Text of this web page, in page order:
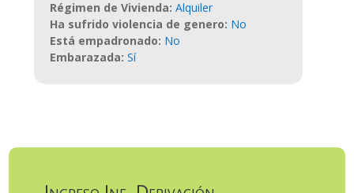
Régimen de Vivienda: Alquiler
Ha sufrido violencia de genero: No
Está empadronado: No
Embarazada: Sí